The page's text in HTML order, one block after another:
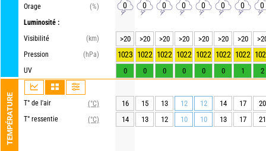
Orage
(%)
Luminosité :
Visibilité
(km)
Pression
(hPa)
UV
TEMPÉRATURE T° de l'air
(°C)
T° ressentie
(°C)
0 0 0 0 0 0 0 0
>20 >20 >20 >20 >20 >20 >20
1023 1022 1022 1022 1022 1022 1022
0 0 0 0 0 0 1 2
16 15 13 12 12 14 17
20
14
13 12 10 10 13 17 21